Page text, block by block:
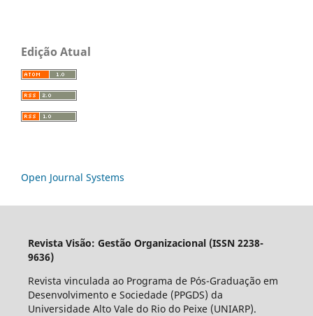
Edição Atual
Open Journal Systems
Revista Visão: Gestão Organizacional (ISSN 2238-
9636)
Revista vinculada ao Programa de Pós-Graduação em
Desenvolvimento e Sociedade (PPGDS) da
Universidade Alto Vale do Rio do Peixe (UNIARP).